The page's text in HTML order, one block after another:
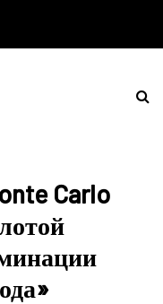
Carlo